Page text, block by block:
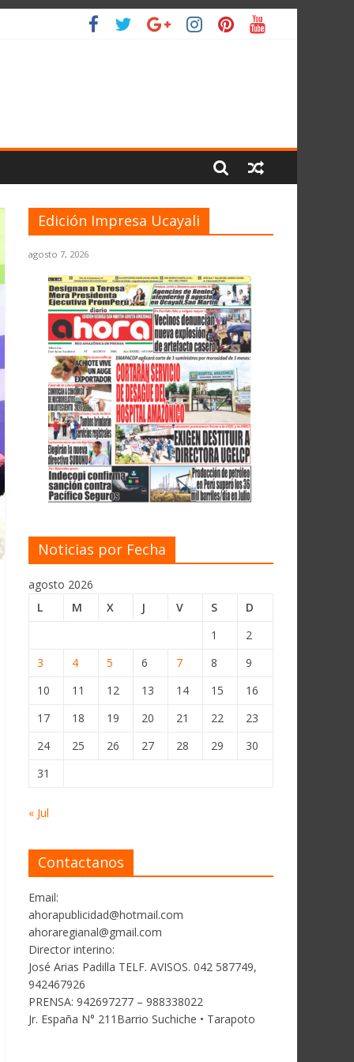
Edición Impresa Ucayali
agosto 7, 2026
Noticias por Fecha
agosto 2026
L
M X J V S
D
1
2
3
4 5 6 7 8
9
10
11 12 13 14 15
16
17
18 19 20 21 22
23
24
25 26 27 28 29
30
31
« Jul
Contactanos
Email:
ahorapublicidad@hotmail.com
ahoraregianal@gmail.com
Director interino:
José Arias Padilla TELF. AVISOS. 042 587749,
942467926
PRENSA: 942697277 – 988338022
Jr. España N° 211Barrio Suchiche • Tarapoto